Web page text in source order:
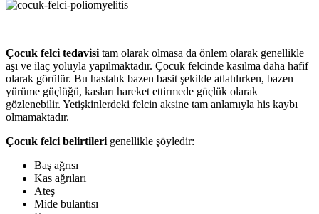
Çocuk felci tedavisi tam olarak olmasa da önlem olarak genellikle
aşı ve ilaç yoluyla yapılmaktadır. Çocuk felcinde kasılma daha hafif
olarak görülür. Bu hastalık bazen basit şekilde atlatılırken, bazen
yürüme güçlüğü, kasları hareket ettirmede güçlük olarak
gözlenebilir. Yetişkinlerdeki felcin aksine tam anlamıyla his kaybı
olmamaktadır.
Çocuk felci belirtileri genellikle şöyledir:
Baş ağrısı
Kas ağrıları
Ateş
Mide bulantısı